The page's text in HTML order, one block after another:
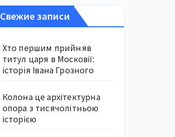
Свежие записи
Хто першим прийняв
титул царя в Московії:
історія Івана Грозного
Колона це архітектурна
опора з тисячолітньою
історією